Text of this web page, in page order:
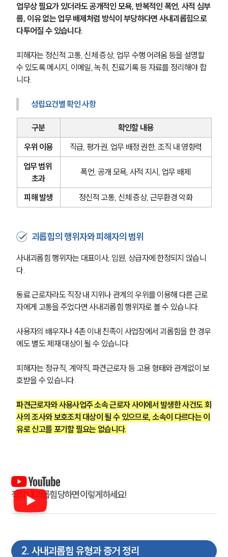
업무상 필요가 있더라도 공개적인 모욕, 반복적인 폭언, 사적 심부
름, 이유 없는 업무 배제처럼 방식이 부당하다면 사내괴롭힘으로
다투어질 수 있습니다.
피해자는 정신적 고통, 신체 증상, 업무 수행 어려움 등을 설명할
수 있도록 메시지, 이메일, 녹취, 진료기록 등 자료를 정리해야 합
니다.
성립요건별 확인 사항
구분
확인할 내용
우위 이용
직급, 평가권, 업무 배정 권한, 조직 내 영향력
업무 범위
초과
폭언, 공개 모욕, 사적 지시, 업무 배제
피해 발생 정신적 고통, 신체 증상, 근무환경 악화
괴롭힘의 행위자와 피해자의 범위
사내괴롭힘 행위자는 대표이사, 임원, 상급자에 한정되지 않습니
다.
동료 근로자라도 직장 내 지위나 관계의 우위를 이용해 다른 근로
자에게 고통을 주었다면 사내괴롭힘 행위자로 볼 수 있습니다.
사용자의 배우자나 4촌 이내 친족이 사업장에서 괴롭힘을 한 경우
에도 별도 제재 대상이 될 수 있습니다.
피해자는 정규직, 계약직, 파견근로자 등 고용 형태와 관계없이 보
호받을 수 있습니다.
파견근로자와 사용사업주 소속 근로자 사이에서 발생한 사건도 회
사의 조사와 보호조치 대상이 될 수 있으므로, 소속이 다르다는 이
유로 신고를 포기할 필요는 없습니다.
직장 내 괴롭힘 당하면 이렇게 하세요!
2. 사내괴롭힘 유형과 증거 정리